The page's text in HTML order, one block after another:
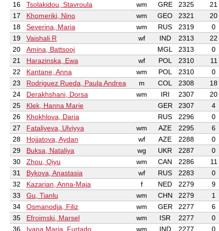
16
Tsolakidou, Stavroula wm GRE 2325
21
17
Khomeriki, Nino wm GEO 2321
20
18
Severina, Maria wm RUS 2319
0
19
Vaishali R wf IND 2313
22
20
Amina, Battsooj MGL 2313
0
21
Harazinska, Ewa wf POL 2310
11
22
Kantane, Anna wm POL 2310
0
23
Rodriguez Rueda, Paula Andrea m COL 2308
18
24
Derakhshani, Dorsa wm IRI 2307
20
25
Klek, Hanna Marie GER 2307
4
26
Khokhlova, Daria RUS 2296
0
27
Fataliyeva, Ulviyya wm AZE 2295
6
28
Hojjatova, Aydan wf AZE 2288
0
29
Buksa, Nataliya wg UKR 2287
0
30
Zhou, Qiyu wm CAN 2286
11
31
Bykova, Anastasia wf RUS 2283
0
32
Kazarian, Anna-Maja f NED 2279
9
33
Gu, Tianlu wm CHN 2279
1
34
Osmanodja, Filiz wm GER 2277
6
35
Efroimski, Marsel wm ISR 2277
0
36
Ivana Maria, Furtado wm IND 2277
0